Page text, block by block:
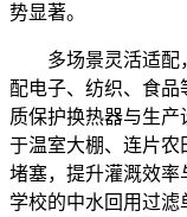
势显著。
多场景灵活适配
配电子、纺织、食
质保护换热器与生产
于温室大棚、连片农
堵塞，提升灌溉效率
学校的中水回用过